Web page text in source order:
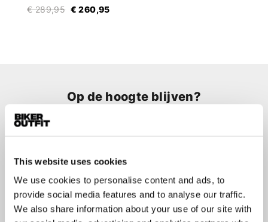
This website uses cookies
We use cookies to personalise content and ads, to
provide social media features and to analyse our traffic.
We also share information about your use of our site with
€ 289,95 € 260,95
Op de hoogte blijven?
Geen zorgen, wij zullen je niet spammen
Aanmelden